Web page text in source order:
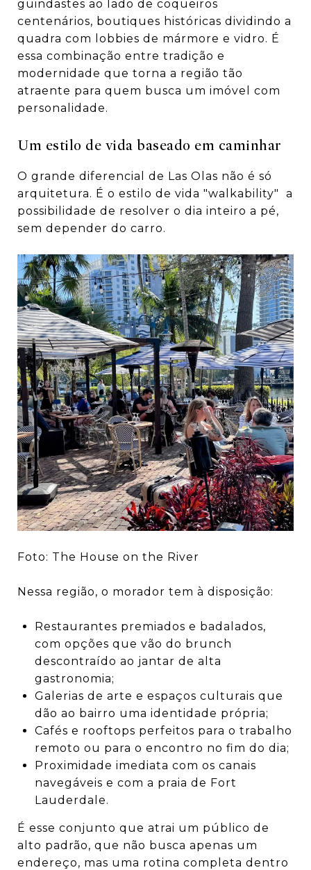
guindastes ao lado de coqueiros
centenários, boutiques históricas dividindo a
quadra com lobbies de mármore e vidro. É
essa combinação entre tradição e
modernidade que torna a região tão
atraente para quem busca um imóvel com
personalidade.
Um estilo de vida baseado em caminhar
O grande diferencial de Las Olas não é só
arquitetura. É o estilo de vida "walkability" a
possibilidade de resolver o dia inteiro a pé,
sem depender do carro.
Foto: The House on the River
Nessa região, o morador tem à disposição:
Restaurantes premiados e badalados,
com opções que vão do brunch
descontraído ao jantar de alta
gastronomia;
Galerias de arte e espaços culturais que
dão ao bairro uma identidade própria;
Cafés e rooftops perfeitos para o trabalho
remoto ou para o encontro no fim do dia;
Proximidade imediata com os canais
navegáveis e com a praia de Fort
Lauderdale.
É esse conjunto que atrai um público de
alto padrão, que não busca apenas um
endereço, mas uma rotina completa dentro